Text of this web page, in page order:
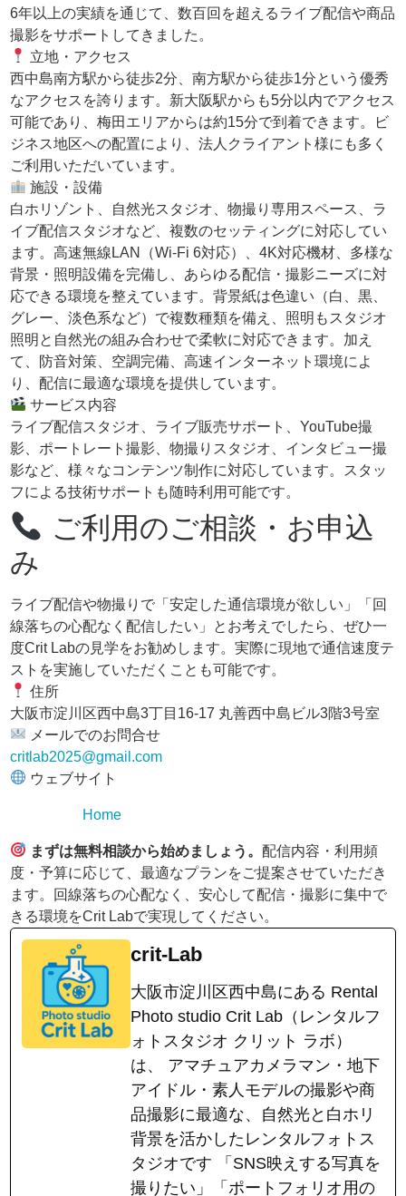
6年以上の実績を通じて、数百回を超えるライブ配信や商品
撮影をサポートしてきました。
立地・アクセス
西中島南方駅から徒歩2分、南方駅から徒歩1分という優秀
なアクセスを誇ります。新大阪駅からも5分以内でアクセス
可能であり、梅田エリアからは約15分で到着できます。ビ
ジネス地区への配置により、法人クライアント様にも多く
ご利用いただいています。
施設・設備
白ホリゾント、自然光スタジオ、物撮り専用スペース、ラ
イブ配信スタジオなど、複数のセッティングに対応してい
ます。高速無線LAN（Wi-Fi 6対応）、4K対応機材、多様な
背景・照明設備を完備し、あらゆる配信・撮影ニーズに対
応できる環境を整えています。背景紙は色違い（白、黒、
グレー、淡色系など）で複数種類を備え、照明もスタジオ
照明と自然光の組み合わせで柔軟に対応できます。加え
て、防音対策、空調完備、高速インターネット環境によ
り、配信に最適な環境を提供しています。
サービス内容
ライブ配信スタジオ、ライブ販売サポート、YouTube撮
影、ポートレート撮影、物撮りスタジオ、インタビュー撮
影など、様々なコンテンツ制作に対応しています。スタッ
フによる技術サポートも随時利用可能です。
ご利用のご相談・お申込
み
ライブ配信や物撮りで「安定した通信環境が欲しい」「回
線落ちの心配なく配信したい」とお考えでしたら、ぜひ一
度Crit Labの見学をお勧めします。実際に現地で通信速度テ
ストを実施していただくことも可能です。
住所
大阪市淀川区西中島3丁目16-17 丸善西中島ビル3階3号室
メールでのお問合せ
critlab2025@gmail.com
ウェブサイト
Home
まずは無料相談から始めましょう。 配信内容・利用頻
度・予算に応じて、最適なプランをご提案させていただき
ます。回線落ちの心配なく、安心して配信・撮影に集中で
きる環境をCrit Labで実現してください。
crit-Lab
大阪市淀川区西中島にある Rental
Photo studio Crit Lab（レンタルフ
ォトスタジオ クリット ラボ）
は、 アマチュアカメラマン・地下
アイドル・素人モデルの撮影や商
品撮影に最適な、自然光と白ホリ
背景を活かしたレンタルフォトス
タジオです 「SNS映えする写真を
撮りたい」「ポートフォリオ用の